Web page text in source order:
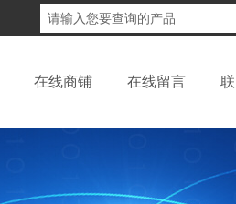
在线商铺 在线留言